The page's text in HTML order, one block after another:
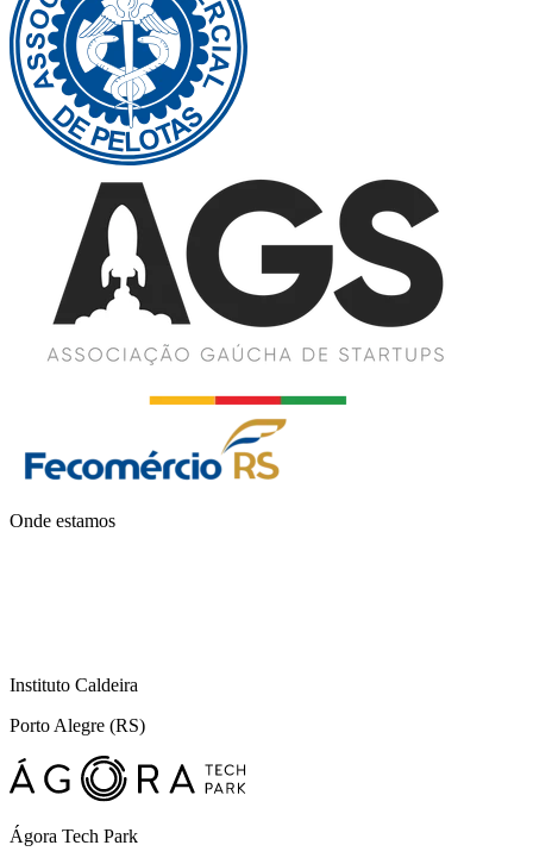
Onde estamos
Instituto Caldeira
Porto Alegre (RS)
Ágora Tech Park